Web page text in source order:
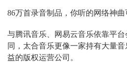
86万首录音制品，你听的网络神曲
与腾讯音乐、网易云音乐依靠平
同，太合音乐更像一家持有大量
益的版权运营公司。